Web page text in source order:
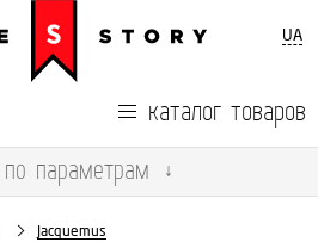
UA
каталог товаров
по параметрам ↓
Jacquemus